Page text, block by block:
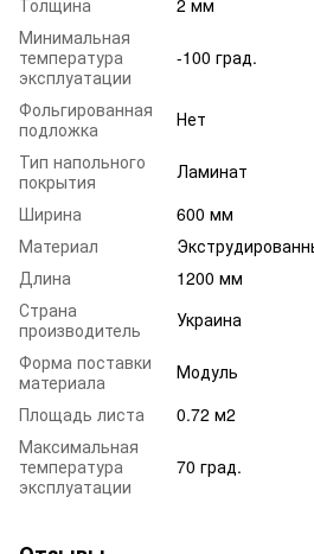
Минимальная
температура
эксплуатации
-100 град.
Фольгированная
подложка
Нет
Тип напольного
покрытия
Ламинат
Ширина
600 мм
Материал
Длина
1200 мм
Страна
производитель
Украина
Форма поставки
материала
Модуль
Площадь листа
0.72 м2
Максимальная
температура
эксплуатации
70 град.